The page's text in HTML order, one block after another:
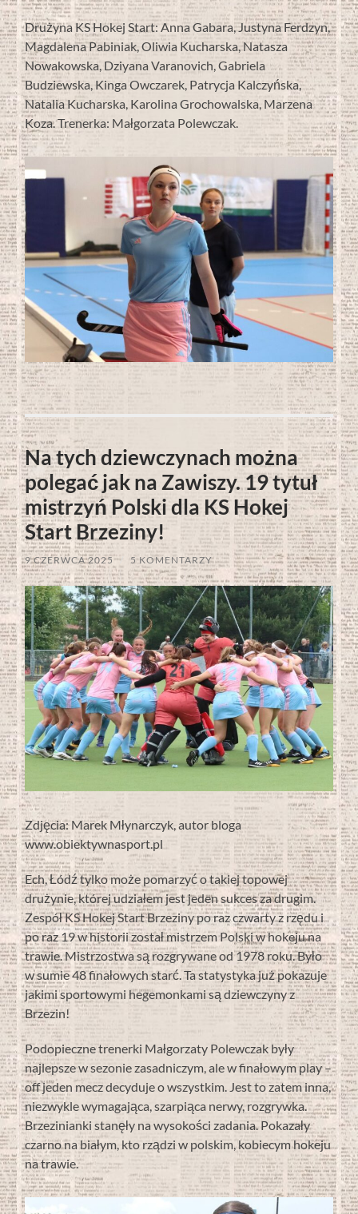
Drużyna KS Hokej Start: Anna Gabara, Justyna Ferdzyn,
Magdalena Pabiniak, Oliwia Kucharska, Natasza
Nowakowska, Dziyana Varanovich, Gabriela
Budziewska, Kinga Owczarek, Patrycja Kalczyńska,
Natalia Kucharska, Karolina Grochowalska, Marzena
Koza. Trenerka: Małgorzata Polewczak.
Na tych dziewczynach można
polegać jak na Zawiszy. 19 tytuł
mistrzyń Polski dla KS Hokej
Start Brzeziny!
9 CZERWCA 2025 / 5 KOMENTARZY
Zdjęcia: Marek Młynarczyk, autor bloga
www.obiektywnasport.pl
Ech, Łódź tylko może pomarzyć o takiej topowej
drużynie, której udziałem jest jeden sukces za drugim.
Zespół KS Hokej Start Brzeziny po raz czwarty z rzędu i
po raz 19 w historii został mistrzem Polski w hokeju na
trawie. Mistrzostwa są rozgrywane od 1978 roku. Było
w sumie 48 finałowych starć. Ta statystyka już pokazuje
jakimi sportowymi hegemonkami są dziewczyny z
Brzezin!
Podopieczne trenerki Małgorzaty Polewczak były
najlepsze w sezonie zasadniczym, ale w finałowym play –
off jeden mecz decyduje o wszystkim. Jest to zatem inna,
niezwykle wymagająca, szarpiąca nerwy, rozgrywka.
Brzezinianki stanęły na wysokości zadania. Pokazały
czarno na białym, kto rządzi w polskim, kobiecym hokeju
na trawie.